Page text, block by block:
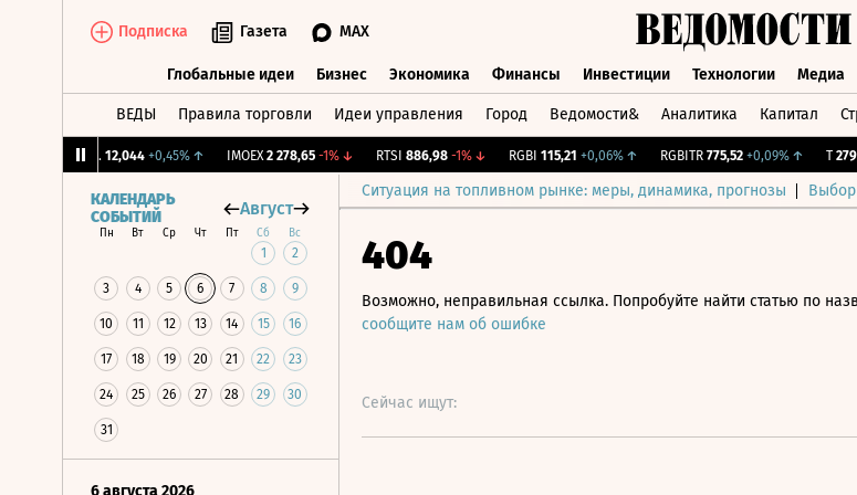
Подписка Газета MAX
Глобальные идеи Бизнес Экономика Финансы Инвестиции Технологии Медиа
ВЕДЫ Правила торговли Идеи управления Город Ведомости& Аналитика Капитал
12,044 +0,45%↑ IMOEX 2 278,65 -1% ↓ RTSI 886,98 -1% ↓ RGBI 115,21 +0,06%↑ RGBITR 775,52 +0,09%↑ 279,04
Ситуация на топливном рынке: меры, динамика, прогнозы
КАЛЕНДАРЬ
СОБЫТИЙ
Август
Пн Вт Ср Чт Пт Сб Вс
1 2
3 4 5 6 7 8 9
10 11 12 13 14 15 16
17 18 19 20 21 22 23
24 25 26 27 28 29 30
31
6 августа 2026
404
Возможно, неправильная ссылка. Попробуйте найти статью по
сообщите нам об ошибке
Сейчас ищут: